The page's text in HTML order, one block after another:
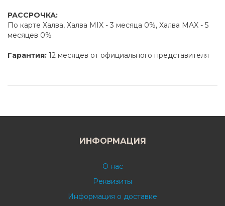
РАССРОЧКА:
По карте Халва, Халва MIX - 3 месяца 0%, Халва MAX - 5
месяцев 0%
Гарантия: 12 месяцев от официального представителя
ИНФОРМАЦИЯ
О нас
Реквизиты
Информация о доставке